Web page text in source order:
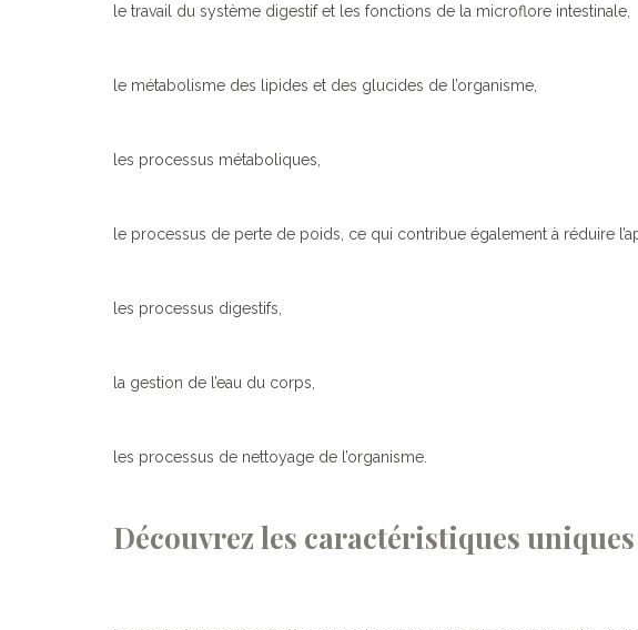
le travail du système digestif et les fonctions de la microflore intestinale,
le métabolisme des lipides et des glucides de l’organisme,
les processus métaboliques,
le processus de perte de poids, ce qui contribue également à réduire
les processus digestifs,
la gestion de l’eau du corps,
les processus de nettoyage de l’organisme.
Découvrez les caractéristiques